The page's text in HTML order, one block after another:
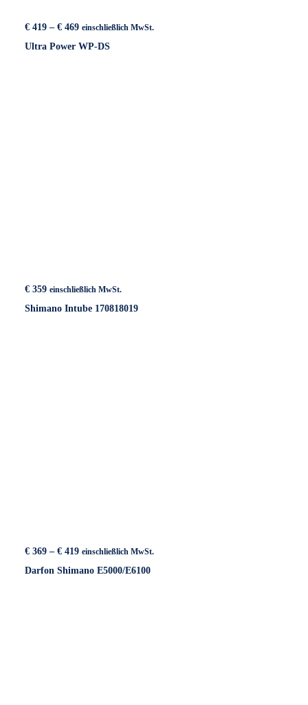
€ 419 – € 469Preisspanne:
bis
einschließlich MwSt.
Ultra Power WP-DS
€ 359 einschließlich MwSt.
Shimano Intube 170818019
€ 369 – € 419Preisspanne:
bis
einschließlich MwSt.
Darfon Shimano E5000/E6100